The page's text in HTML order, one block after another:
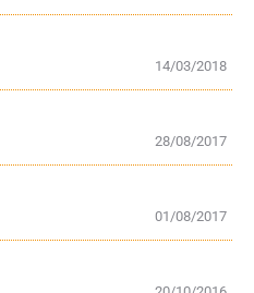
14/03/2018
28/08/2017
01/08/2017